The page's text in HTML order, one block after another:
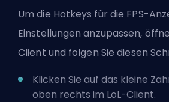
Um die Hotkeys für die FPS-
Einstellungen anzupassen,
Client und folgen Sie diesen
Klicken Sie auf das kleine
oben rechts im LoL-Client.